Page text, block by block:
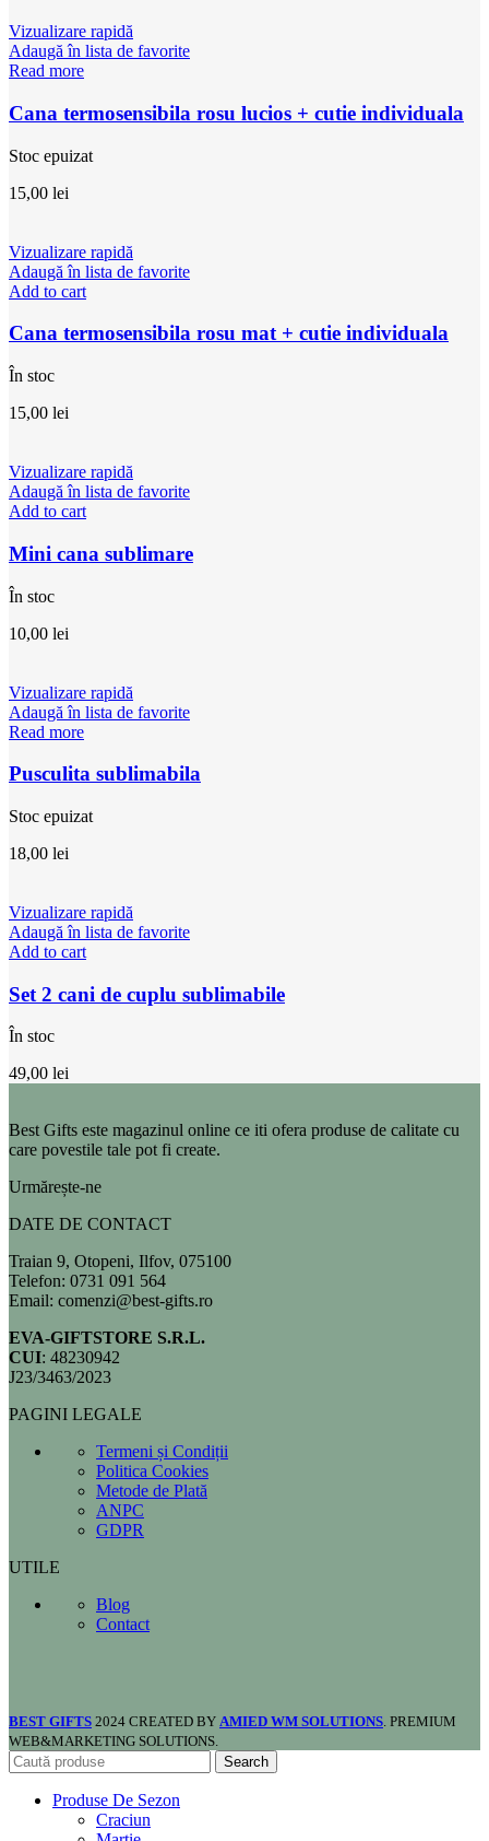
Vizualizare rapidă
Adaugă în lista de favorite
Read more
Cana termosensibila rosu lucios + cutie individuala
Stoc epuizat
15,00 lei
Vizualizare rapidă
Adaugă în lista de favorite
Add to cart
Cana termosensibila rosu mat + cutie individuala
În stoc
15,00 lei
Vizualizare rapidă
Adaugă în lista de favorite
Add to cart
Mini cana sublimare
În stoc
10,00 lei
Vizualizare rapidă
Adaugă în lista de favorite
Read more
Pusculita sublimabila
Stoc epuizat
18,00 lei
Vizualizare rapidă
Adaugă în lista de favorite
Add to cart
Set 2 cani de cuplu sublimabile
În stoc
49,00 lei
Best Gifts este magazinul online ce iti ofera produse de calitate cu
care povestile tale pot fi create.
Urmărește-ne
DATE DE CONTACT
Traian 9, Otopeni, Ilfov, 075100
Telefon: 0731 091 564
Email: comenzi@best-gifts.ro
EVA-GIFTSTORE S.R.L.
CUI: 48230942
J23/3463/2023
PAGINI LEGALE
Termeni și Condiții
Politica Cookies
Metode de Plată
ANPC
GDPR
UTILE
Blog
Contact
BEST GIFTS 2024 CREATED BY AMIED WM SOLUTIONS. PREMIUM
WEB&MARKETING SOLUTIONS.
Search
Produse De Sezon
Craciun